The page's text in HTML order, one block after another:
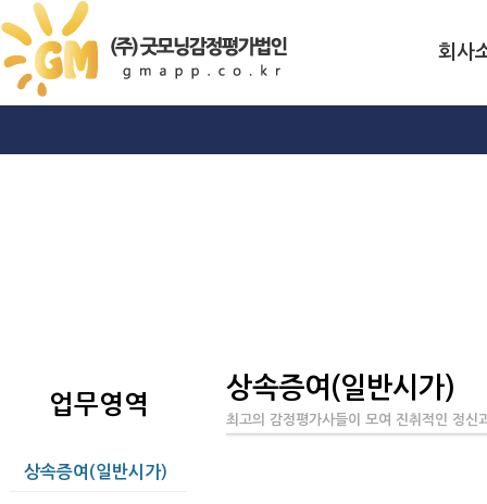
회사
업무영역
상속증여(일반시가)
상속증여(일반시가)
최고의 감정평가사들이 모여 진취적인 정신